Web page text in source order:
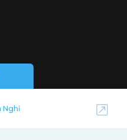
Nghỉ